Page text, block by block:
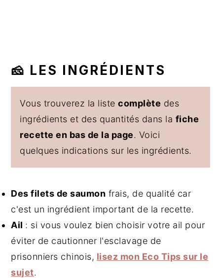
🧀 LES INGRÉDIENTS
Vous trouverez la listecomplète des
ingrédients et des quantités dans la fiche
recette en bas de la page. Voici
quelques indications sur les ingrédients.
Des filets de saumon frais, de qualité car
c'est un ingrédient important de la recette.
Ail : si vous voulez bien choisir votre ail pour
éviter de cautionner l'esclavage de
prisonniers chinois, lisez mon Eco Tips sur le
sujet.